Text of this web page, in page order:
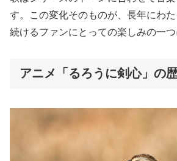
す。この変化そのものが、長年にわ
続けるファンにとっての楽しみの一つ
アニメ「るろうに剣心」の